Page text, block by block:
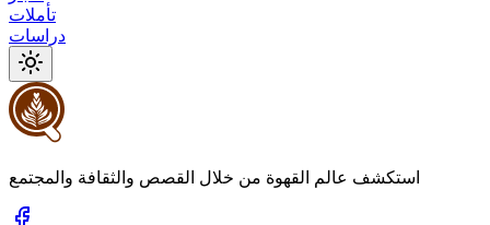
تأملات
دراسات
استكشف عالم القهوة من خلال القصص والثقافة والمجتمع